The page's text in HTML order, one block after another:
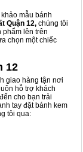
mẫu bánh
Quận 12, chúng tôi
phẩm lên trên
chọn một chiếc
12
giao hàng tận nơi
hỗ trợ khách
cho bạn trải
tay đặt bánh kem
tôi qua: